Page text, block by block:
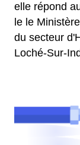
elle répond
le le
du secteur
Loché-Sur-